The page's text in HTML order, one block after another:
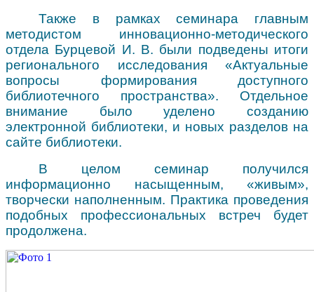
Также в рамках семинара главным
методистом инновационно-методического
отдела Бурцевой И. В. были подведены итоги
регионального исследования «Актуальные
вопросы формирования доступного
библиотечного пространства». Отдельное
внимание было уделено созданию
электронной библиотеки, и новых разделов на
сайте библиотеки.
В целом семинар получился
информационно насыщенным, «живым»,
творчески наполненным. Практика проведения
подобных профессиональных встреч будет
продолжена.